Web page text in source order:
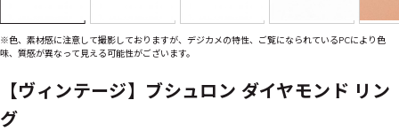
※色、素材感に注意して撮影しておりますが、デジカメの特性、ご覧になられているPCにより色
味、質感が異なって見える可能性がございます。
【ヴィンテージ】ブシュロン ダイヤモンド リン
グ